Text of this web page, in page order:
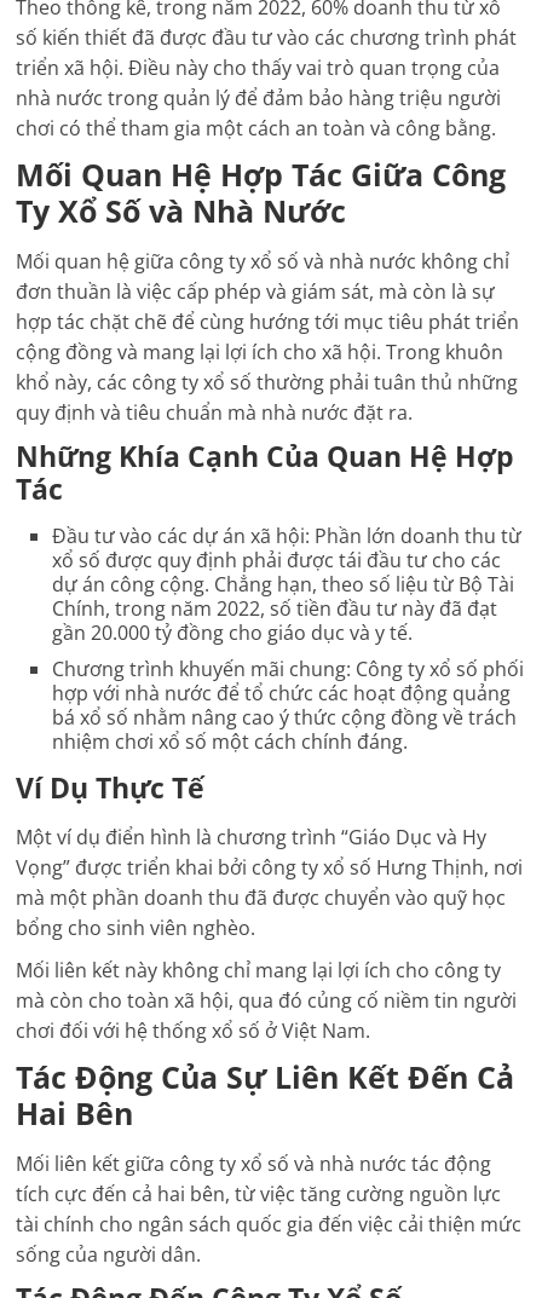
Theo thống kê, trong năm 2022, 60% doanh thu từ xổ
số kiến thiết đã được đầu tư vào các chương trình phát
triển xã hội. Điều này cho thấy vai trò quan trọng của
nhà nước trong quản lý để đảm bảo hàng triệu người
chơi có thể tham gia một cách an toàn và công bằng.
Mối Quan Hệ Hợp Tác Giữa Công
Ty Xổ Số và Nhà Nước
Mối quan hệ giữa công ty xổ số và nhà nước không chỉ
đơn thuần là việc cấp phép và giám sát, mà còn là sự
hợp tác chặt chẽ để cùng hướng tới mục tiêu phát triển
cộng đồng và mang lại lợi ích cho xã hội. Trong khuôn
khổ này, các công ty xổ số thường phải tuân thủ những
quy định và tiêu chuẩn mà nhà nước đặt ra.
Những Khía Cạnh Của Quan Hệ Hợp
Tác
Đầu tư vào các dự án xã hội: Phần lớn doanh thu từ
xổ số được quy định phải được tái đầu tư cho các
dự án công cộng. Chẳng hạn, theo số liệu từ Bộ Tài
Chính, trong năm 2022, số tiền đầu tư này đã đạt
gần 20.000 tỷ đồng cho giáo dục và y tế.
Chương trình khuyến mãi chung: Công ty xổ số phối
hợp với nhà nước để tổ chức các hoạt động quảng
bá xổ số nhằm nâng cao ý thức cộng đồng về trách
nhiệm chơi xổ số một cách chính đáng.
Ví Dụ Thực Tế
Một ví dụ điển hình là chương trình “Giáo Dục và Hy
Vọng” được triển khai bởi công ty xổ số Hưng Thịnh, nơi
mà một phần doanh thu đã được chuyển vào quỹ học
bổng cho sinh viên nghèo.
Mối liên kết này không chỉ mang lại lợi ích cho công ty
mà còn cho toàn xã hội, qua đó củng cố niềm tin người
chơi đối với hệ thống xổ số ở Việt Nam.
Tác Động Của Sự Liên Kết Đến Cả
Hai Bên
Mối liên kết giữa công ty xổ số và nhà nước tác động
tích cực đến cả hai bên, từ việc tăng cường nguồn lực
tài chính cho ngân sách quốc gia đến việc cải thiện mức
sống của người dân.